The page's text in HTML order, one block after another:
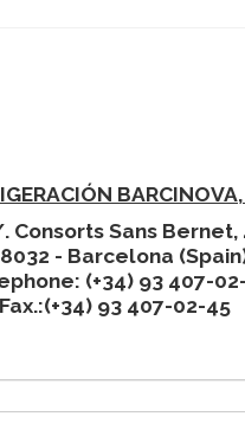
C/. Consorts Sans
- Barcelona
Telephone: (+34) 93
Fax.:(+34) 93 407-02-45